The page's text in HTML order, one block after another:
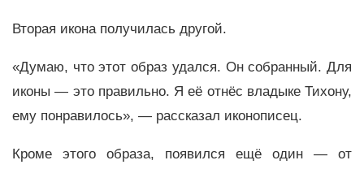
Вторая икона получилась другой.
«Думаю, что этот образ удался. Он собранный. Для
иконы — это правильно. Я её отнёс владыке Тихону,
ему понравилось», — рассказал иконописец.
Кроме этого образа, появился ещё один — от